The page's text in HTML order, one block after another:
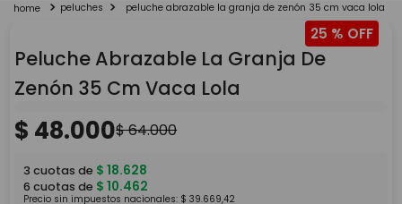
2.
lego
monopatin
peluches peluche abrazable la granja de zenón 35 cm vaca lola
25 %
Peluche Abrazable La Granja De
Zenón 35 Cm Vaca Lola
$ 48.000$64.000
3 cuotas de $ 18.628
6 cuotas de $ 10.462
Precio sin impuestos nacionales: $ 39.669,42